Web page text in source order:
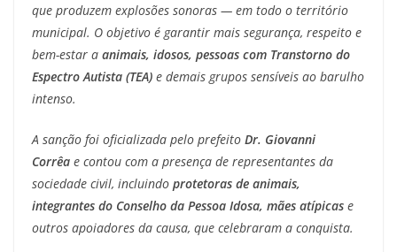
que produzem explosões sonoras — em todo o território
municipal. O objetivo é garantir mais segurança, respeito e
bem-estar a animais, idosos, pessoas com Transtorno do
Espectro Autista (TEA) e demais grupos sensíveis ao barulho
intenso.
A sanção foi oficializada pelo prefeito Dr. Giovanni
Corrêa e contou com a presença de representantes da
sociedade civil, incluindo protetoras de animais,
integrantes do Conselho da Pessoa Idosa, mães atípicas e
outros apoiadores da causa, que celebraram a conquista.